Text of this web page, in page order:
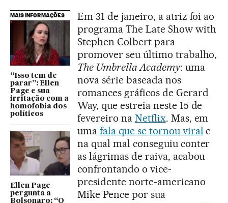
MAIS INFORMAÇÕES
“Isso tem de
parar”: Ellen
Page e sua
irritação com a
homofobia dos
políticos
Ellen Page
pergunta a
Bolsonaro: “O
Em 31 de janeiro, a atriz foi ao
programa The Late Show with
Stephen Colbert para
promover seu último trabalho,
The Umbrella Academy: uma
nova série baseada nos
romances gráficos de Gerard
Way, que estreia neste 15 de
fevereiro na Netflix. Mas, em
uma fala que se tornou viral e
na qual mal conseguiu conter
as lágrimas de raiva, acabou
confrontando o vice-
presidente norte-americano
Mike Pence por sua